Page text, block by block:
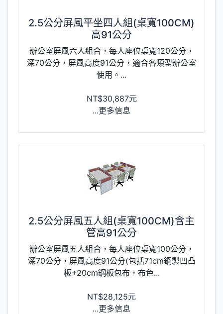
2.5公分屏風平坐四人組(桌寬100CM)
高91公分
辦公室屏風六人組合，每人座位桌寬120公分，
深70公分，屏風高度91公分，適合各類型辦公室
使用。...
NT$30,887元
...更多信息
2.5公分屏風五人組(桌寬100CM)含主
管高91公分
辦公室屏風五人組合，每人座位桌寬100公分，
深70公分，屏風高度91公分(包括71cm鋼製凹凸
板+20cm鋼板包布，布色...
NT$28,125元
...更多信息